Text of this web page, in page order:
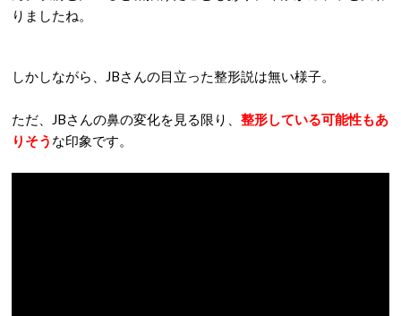
りましたね。
しかしながら、JBさんの目立った整形説は無い様子。
ただ、JBさんの鼻の変化を見る限り、 整形している可能性もあ
りそう な印象です。